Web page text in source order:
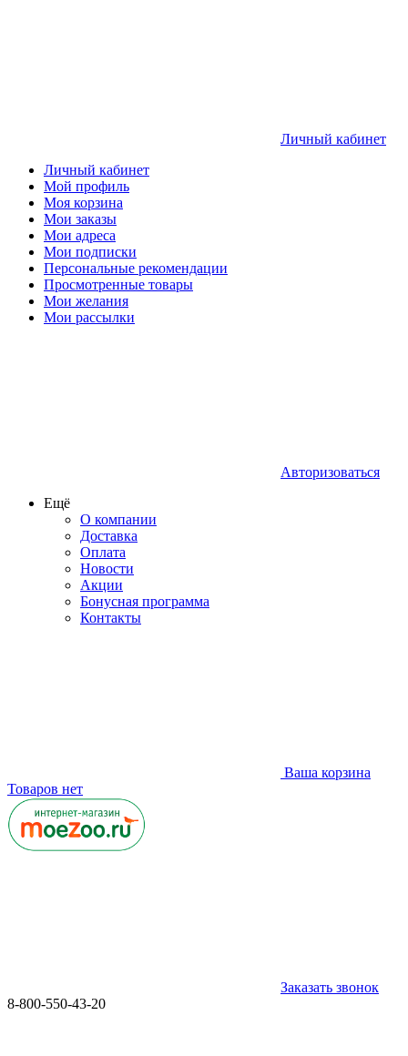
Личный кабинет
Личный кабинет
Мой профиль
Моя корзина
Мои заказы
Мои адреса
Мои подписки
Персональные рекомендации
Просмотренные товары
Мои желания
Мои рассылки
Авторизоваться
Ещё
О компании
Доставка
Оплата
Новости
Акции
Бонусная программа
Контакты
Ваша корзина
Товаров нет
Заказать звонок
8-800-550-43-20